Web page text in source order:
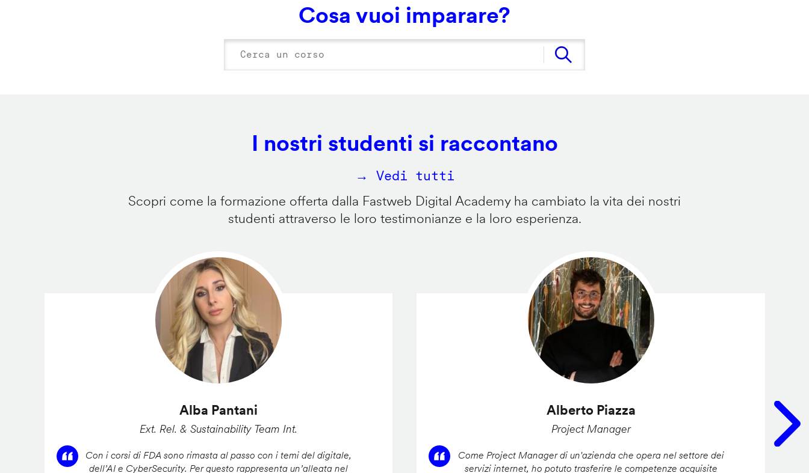
Cosa vuoi imparare?
I nostri studenti si raccontano
→ Vedi tutti
Scopri come la formazione offerta dalla Fastweb Digital Academy ha cambiato la vita dei nostri
studenti attraverso le loro testimonianze e la loro esperienza.
Alba Pantani
Ext. Rel. & Sustainability Team Int.
Con i corsi di FDA sono rimasta al passo con i temi del digitale,
dell’AI e CyberSecurity. Per questo rappresenta un’alleata nel
Alberto Piazza
Project Manager
Come Project Manager di un'azienda che opera nel settore dei
servizi internet, ho potuto trasferire le competenze acquisite